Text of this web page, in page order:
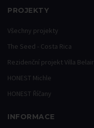
PROJEKTY
Všechny projekty
The Seed - Costa Rica
Rezidenční projekt Villa Belair
HONEST Michle
HONEST Říčany
INFORMACE